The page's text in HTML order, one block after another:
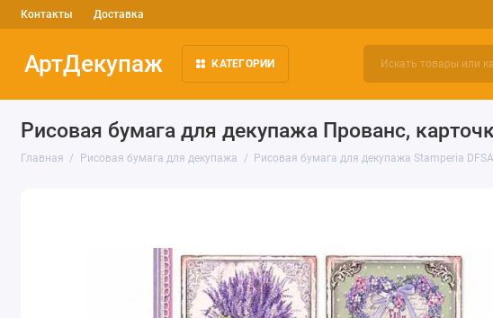
Контакты Доставка
АртДекупаж КАТЕГОРИИ
Рисовая бумага для декупажа Прованс,
Главная Рисовая бумага для декупажа Рисовая бумага для декупажа Stamperia